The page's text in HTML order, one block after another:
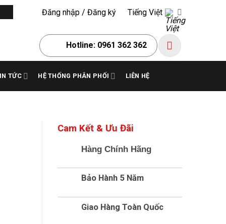
Đăng nhập / Đăng ký Tiếng Việt
Hotline: 0961 362 362
TỨC HỆ THỐNG PHÂN PHỐI LIÊN HỆ
Cam Kết & Ưu Đãi
Hàng Chính Hãng
Bảo Hành 5 Năm
Giao Hàng Toàn Quốc